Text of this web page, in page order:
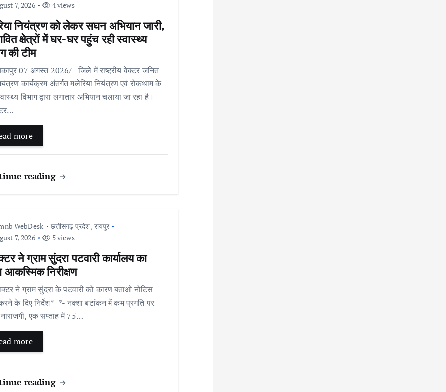
7, 2026
4 views
नियंत्रण को लेकर सघन अभियान जारी,
क्षेत्रों में घर-घर पहुंच रही स्वास्थ्य
की टीम
07 अगस्त 2026/ जिले में राष्ट्रीय वेक्टर जनित
कार्यक्रम अंतर्गत मलेरिया नियंत्रण एवं रोकथाम के
विभाग द्वारा लगातार अभियान चलाया जा रहा है।
more
reading
WebDesk छत्तीसगढ़ प्रदेश, रायपुर
7, 2026
5 views
ने ग्राम सुंदरा पटवारी कार्यालय का
आकस्मिक निरीक्षण
ने ग्राम सुंदरा के पटवारी को कारण बताओ नोटिस
के दिए निर्देश* *- नक्शा बटांकन में कम प्रगति पर
एक सप्ताह में 75…
more
reading